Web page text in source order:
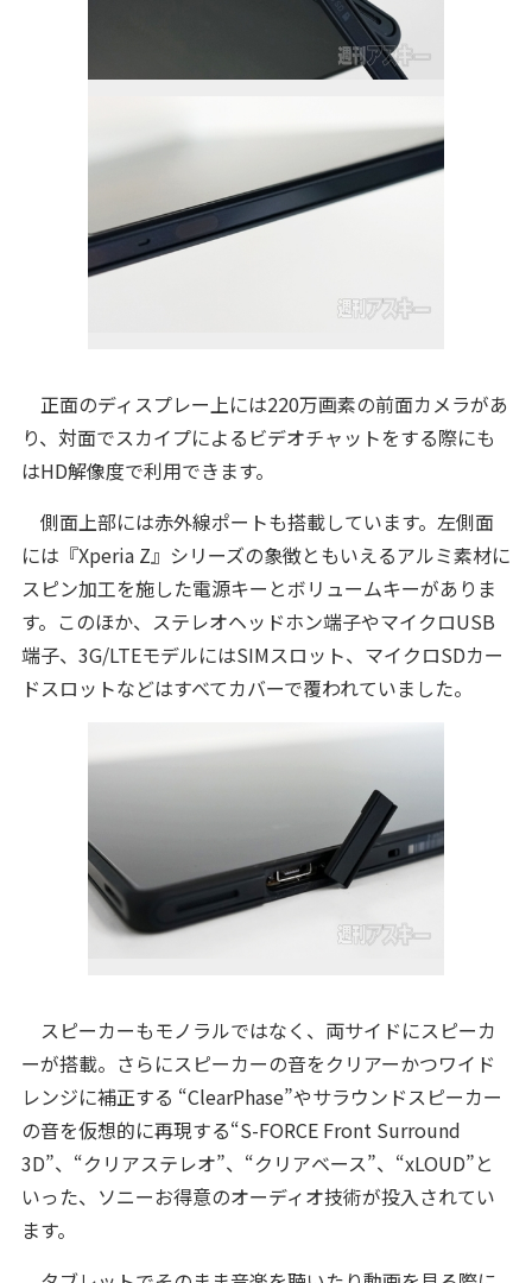
正面のディスプレー上には220万画素の前面カメラがあ
り、対面でスカイプによるビデオチャットをする際にも
はHD解像度で利用できます。
側面上部には赤外線ポートも搭載しています。左側面
には『Xperia Z』シリーズの象徴ともいえるアルミ素材に
スピン加工を施した電源キーとボリュームキーがありま
す。このほか、ステレオヘッドホン端子やマイクロUSB
端子、3G/LTEモデルにはSIMスロット、マイクロSDカー
ドスロットなどはすべてカバーで覆われていました。
スピーカーもモノラルではなく、両サイドにスピーカ
ーが搭載。さらにスピーカーの音をクリアーかつワイド
レンジに補正する “ClearPhase”やサラウンドスピーカー
の音を仮想的に再現する“S-FORCE Front Surround
3D”、“クリアステレオ”、“クリアベース”、“xLOUD”と
いった、ソニーお得意のオーディオ技術が投入されてい
ます。